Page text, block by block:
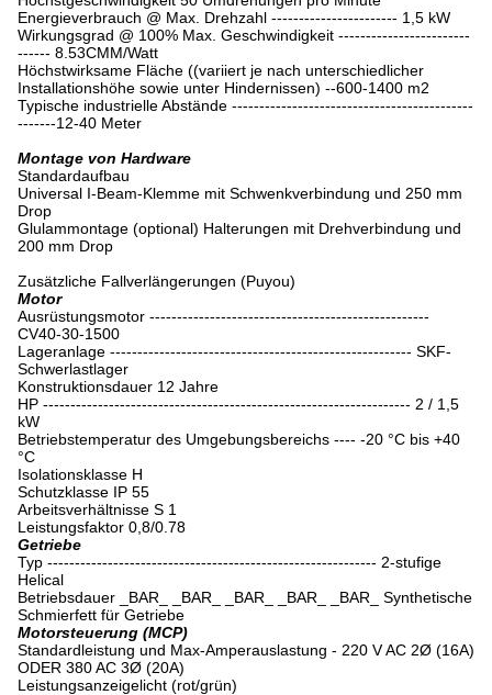
Energieverbrauch @ Max. Drehzahl ----------------------- 1,5 kW
Wirkungsgrad @ 100% Max. Geschwindigkeit ------------------------
------ 8.53CMM/Watt
Höchstwirksame Fläche ((variiert je nach unterschiedlicher
Installationshöhe sowie unter Hindernissen) --600-1400 m2
Typische industrielle Abstände --------------------------------------------
-------12-40 Meter
Montage von Hardware
Standardaufbau
Universal I-Beam-Klemme mit Schwenkverbindung und 250 mm
Drop
Glulammontage (optional) Halterungen mit Drehverbindung und
200 mm Drop
Zusätzliche Fallverlängerungen (Puyou)
Motor
Ausrüstungsmotor ---------------------------------------------------
CV40-30-1500
Lageranlage ------------------------------------------------------- SKF-
Schwerlastlager
Konstruktionsdauer 12 Jahre
HP ------------------------------------------------------------------- 2 / 1,5
kW
Betriebstemperatur des Umgebungsbereichs ---- -20 °C bis +40
°C
Isolationsklasse H
Schutzklasse IP 55
Arbeitsverhältnisse S 1
Leistungsfaktor 0,8/0.78
Getriebe
Typ ------------------------------------------------------------ 2-stufige
Helical
Betriebsdauer _BAR_ _BAR_ _BAR_ _BAR_ _BAR_ Synthetische
Schmierfett für Getriebe
Motorsteuerung (MCP)
Standardleistung und Max-Amperauslastung - 220 V AC 2Ø (16A)
ODER 380 AC 3Ø (20A)
Leistungsanzeigelicht (rot/grün)